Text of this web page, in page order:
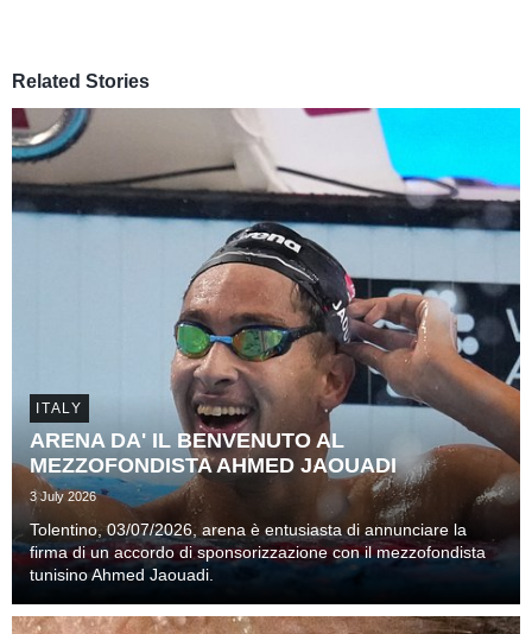
Related Stories
ITALY
ARENA DA' IL BENVENUTO AL
MEZZOFONDISTA AHMED JAOUADI
3 July 2026
Tolentino, 03/07/2026, arena è entusiasta di annunciare la
firma di un accordo di sponsorizzazione con il mezzofondista
tunisino Ahmed Jaouadi.